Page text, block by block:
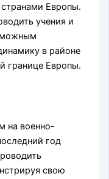
Европы.
учения и
в районе
границе Европы.
на военно-
год
свою